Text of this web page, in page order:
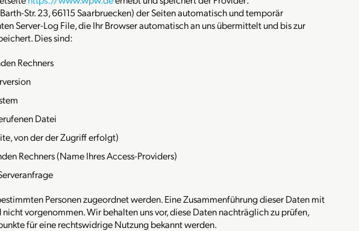
Str. 23, 66115 Saarbruecken) der Seiten automatisch und temporär
Server-Log File, die Ihr Browser automatisch an uns übermittelt und bis zur
Dies sind:
Rechners
Datei
von der der Zugriff erfolgt)
Rechners (Name Ihres Access-Providers)
Personen zugeordnet werden. Eine Zusammenführung dieser Daten mit
vorgenommen. Wir behalten uns vor, diese Daten nachträglich zu prüfen,
für eine rechtswidrige Nutzung bekannt werden.